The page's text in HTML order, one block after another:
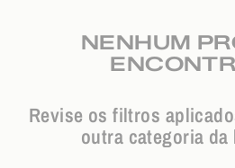
NENHUM
Revise os filtros
outra categoria